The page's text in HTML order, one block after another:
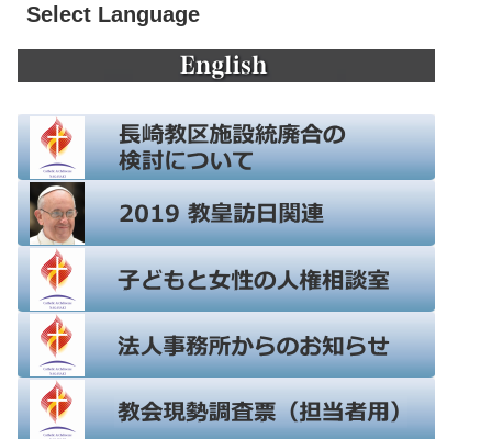
Select Language